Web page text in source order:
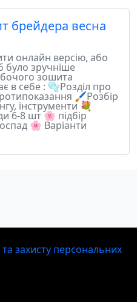
брейдера весна
онлайн версію, або
було зручніше
зошита
в себе : 🫧Розділ про
🖌️Розбір
інструменти 💐
6-8 шт 🌸 підбір
🌸 Варіанти
та захисту персональних